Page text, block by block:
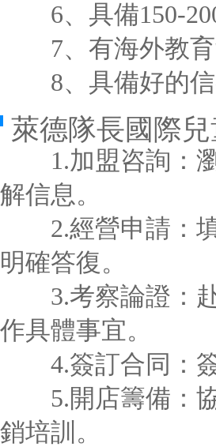
6、具備150-
7、有海外教育
8、具備好的信
萊德隊長國際
1.加盟咨詢：瀏
解信息。
2.經營申請：填
明確答復。
3.考察論證：赴
作具體事宜。
4.簽訂合同：簽
5.開店籌備：協
銷培訓。